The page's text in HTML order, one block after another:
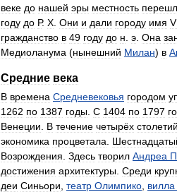
веке до нашей эры местность
году до Р. Х Они и дали городу имя
гражданство в 49 году до н э Она
Медиоланума (нынешний Милан) в
Средние века
В времена Средневековья городом
1262 по 1387 годы С 1404 по 1797
Венеции
В течение четырёх столетий
экономика процветала
Возрождения Здесь творил Андреа
достижения архитектуры Среди
деи Синьори театр Олимпико вилла